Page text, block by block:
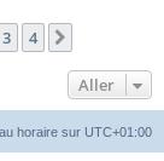
3 4
Aller
horaire sur UTC+01:00